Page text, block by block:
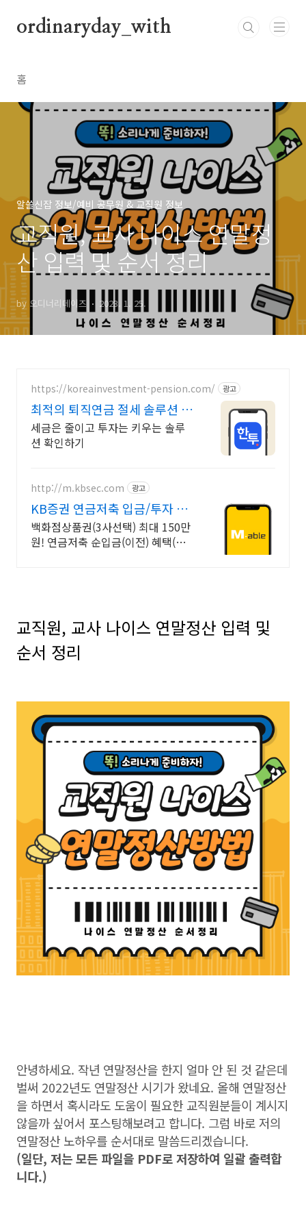
ordinaryday_with
홈
알쓸신잡 정보/예비 공무원 & 교직원 정보
교직원, 교사 나이스 연말정
산 입력 및 순서 정리
by 오디너리데이즈 2023. 1. 25.
https://koreainvestment-pension.com/ 광고
최적의 퇴직연금 절세 솔루션 최
대 148.5만원 절세
세금은 줄이고 투자는 키우는 솔루
션 확인하기
http://m.kbsec.com 광고
KB증권 연금저축 입금/투자 구
간별 쿠폰 혜택
백화점상품권(3사선택) 최대 150만
원! 연금저축 순입금(이전) 혜택(조
교직원, 교사 나이스 연말정산 입력 및
순서 정리
안녕하세요. 작년 연말정산을 한지 얼마 안 된 것 같은데
벌써 2022년도 연말정산 시기가 왔네요. 올해 연말정산
을 하면서 혹시라도 도움이 필요한 교직원분들이 계시지
않을까 싶어서 포스팅해보려고 합니다. 그럼 바로 저의
연말정산 노하우를 순서대로 말씀드리겠습니다.
(일단, 저는 모든 파일을 PDF로 저장하여 일괄 출력합
니다.)